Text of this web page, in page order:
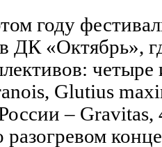
году
ДК «Октябрь»,
Glutius
–
разогревом